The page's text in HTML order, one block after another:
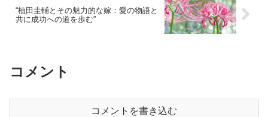
“植田圭輔とその魅力的な嫁：愛の物語と
共に成功への道を歩む”
コメント
コメントを書き込む